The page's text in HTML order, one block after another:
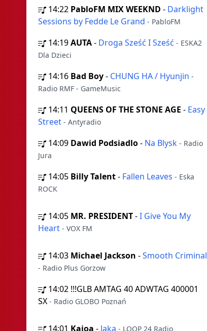
14:22 PabloFM MIX WEEKND - Darklight
Sessions by Fedde Le Grand - PabloFM
14:19AUTA- Droga Sześć I Sześć - ESKA2
Dla Dzieci
14:16 Bad Boy- CHUNG HA / Hyunjin -
Radio RMF - GameMusic
14:11 QUEENS OF THE STONE AGE - Easy
Street - Antyradio
14:09 Dawid Podsiadlo- Na Blysk - Radio
Jura
14:05 Billy Talent- Fallen Leaves - Eska
ROCK
14:05 MR. PRESIDENT-I Give You My
Heart - VOX FM
14:03 Michael Jackson -Smooth Criminal
- Radio Plus Gorzow
14:02 !!!GLB AMTAG 40 ADWTAG 400001
SX - Radio GLOBO Poznań
14:01 Kajoa - Jaka - LOOP 24 Radio